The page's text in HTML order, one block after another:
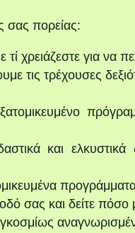
σας πορείας:
χρειάζεστε για να
τις τρέχουσες
και
σας και δείτε πόσο